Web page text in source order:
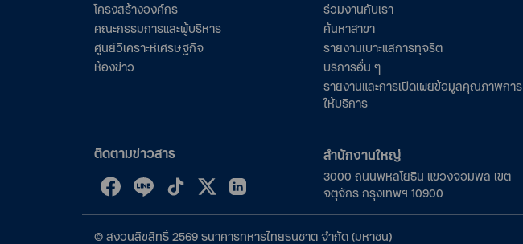
โครงสร้างองค์กร
คณะกรรมการและผู้บริหาร
ศูนย์วิเคราะห์เศรษฐกิจ
ห้องข่าว
ร่วมงานกับเรา
ค้นหาสาขา
รายงานเบาะแสการทุจริต
บริการอื่น ๆ
รายงานและการเปิดเผยข้อมูลคุณภาพการ
ให้บริการ
ติดตามข่าวสาร สำนักงานใหญ่
3000 ถนนพหลโยธิน แขวงจอมพล เขต
จตุจักร กรุงเทพฯ 10900
©สงวนลิขสิทธิ์2569ธนาคารทหารไทยธนชาต จำกัด (มหาชน)